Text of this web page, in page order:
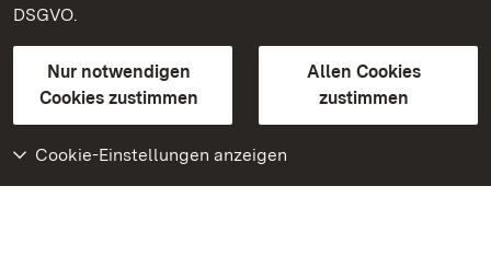
DSGVO.
Nur notwendigen
Cookies zustimmen
Allen Cookies
zustimmen
Cookie-Einstellungen anzeigen
Kontakt
GebärdenspracheLeichte Sprache
Erklärung zur Barrierefreiheit
BITV-konform (geprüfte Seiten)
Weiteres